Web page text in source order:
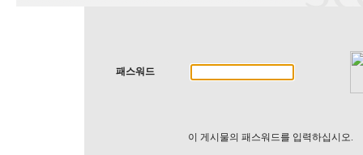
패스워드
이 게시물의 패스워드를 입력하십시오.